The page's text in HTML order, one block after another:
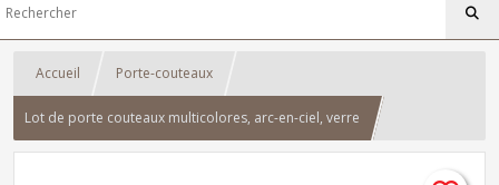
Accueil Porte-couteaux
Lot de porte couteaux multicolores, arc-en-ciel, verre